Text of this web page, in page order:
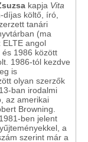
kapja Vita
díjas költő, író,
tanári
(ma
angol
1986 között
1986-tól kezdve
is
olyan szerzők
ban irodalmi
az amerikai
Browning.
ben jelent
a
szerint már a